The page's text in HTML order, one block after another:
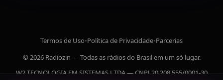
Termos de Uso•Política de Privacidade•Parcerias
© 2026 Radiozin — Todas as rádios do Brasil em um só lugar.
W2 TECNOLOGIA EM SISTEMAS LTDA — CNPJ 20.208.555/0001-30